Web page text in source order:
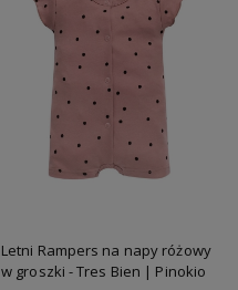
Letni Rampers na napy różowy
w groszki - Tres Bien | Pinokio